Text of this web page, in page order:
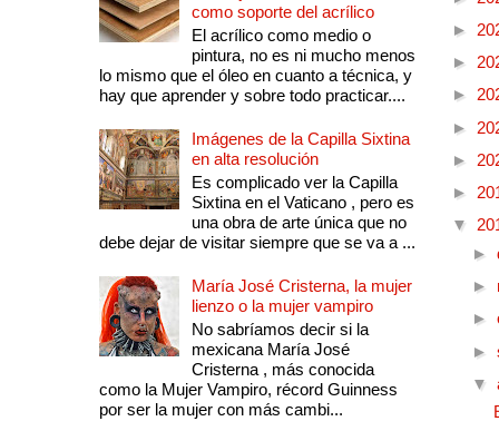
como soporte del acrílico
El acrílico como medio o
pintura, no es ni mucho menos
lo mismo que el óleo en cuanto a técnica, y
hay que aprender y sobre todo practicar....
Imágenes de la Capilla Sixtina
en alta resolución
Es complicado ver la Capilla
Sixtina en el Vaticano , pero es
una obra de arte única que no
debe dejar de visitar siempre que se va a ...
María José Cristerna, la mujer
lienzo o la mujer vampiro
No sabríamos decir si la
mexicana María José
Cristerna , más conocida
como la Mujer Vampiro, récord Guinness
por ser la mujer con más cambi...
►
►
►
►
►
►
▼
►
►
►
►
▼